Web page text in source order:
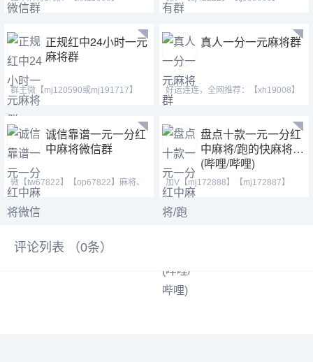
【xh29008】【tj19008】QQ：(37
正规红中24小时一元
麻将群
群主微【mj120590或mj191717】
【ab120590】欢迎广大麻
真人一分一元麻将群
好运连连，全网推荐：【xh19008】
【xh29008】【tj19008】
诚信靠谱一元一分红
中麻将微信群
微【tw67822】【op67822】麻将、
一元微信血战麻将，红中
盘点十款一元一分红
中麻将/跑的快麻将群
(哔哩/哔哩)
加V【mj172888】【mj172887】
【mj172889】①活跃火爆
评论列表 （0条）